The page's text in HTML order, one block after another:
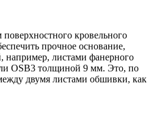
кровельного
прочное основание,
листами фанерного
OSB3 толщиной 9 мм. Это, по
двумя листами обшивки, как